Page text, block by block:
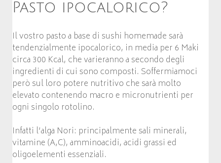
Pasto ipocalorico?
Il vostro pasto a base di sushi homemade sarà
tendenzialmente ipocalorico, in media per 6 Maki
circa 300 Kcal, che varieranno a secondo degli
ingredienti di cui sono composti. Soffermiamoci
però sul loro potere nutritivo che sarà molto
elevato contenendo macro e micronutrienti per
ogni singolo rotolino.
Infatti l’alga Nori: principalmente sali minerali,
vitamine (A,C), amminoacidi, acidi grassi ed
oligoelementi essenziali.